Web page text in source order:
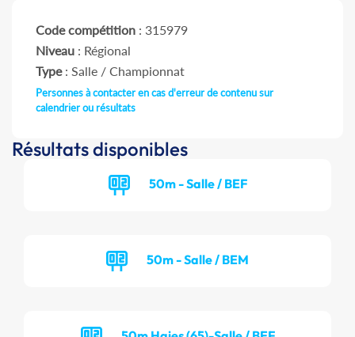
Code compétition : 315979
Niveau : Régional
Type: Salle / Championnat
Personnes à contacter en cas d'erreur de contenu sur
calendrier ou résultats
Résultats disponibles
50m - Salle / BEF
50m - Salle / BEM